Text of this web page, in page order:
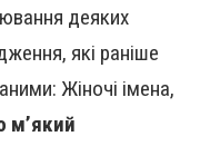
деяких
які раніше
Жіночі імена,
м’який